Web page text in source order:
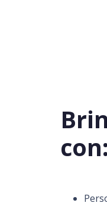
con: